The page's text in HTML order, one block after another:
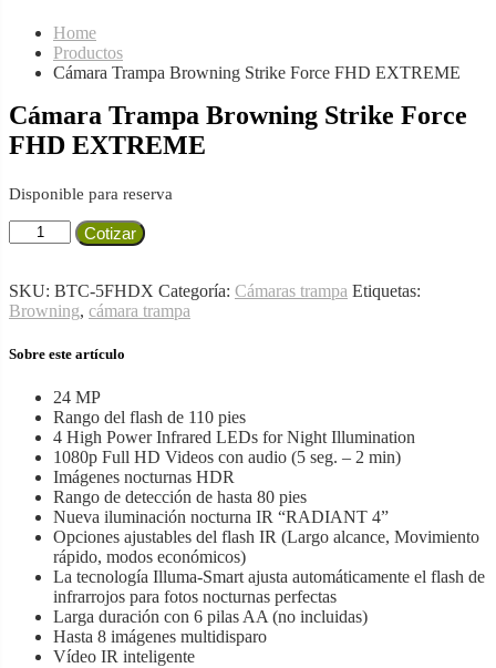
Home
Productos
Cámara Trampa Browning Strike Force FHD EXTREME
Cámara Trampa Browning Strike Force
FHD EXTREME
Disponible para reserva
Cámara
Trampa
Strike
Force
EXTREME
Cotizar
SKU: BTC-5FHDX Categoría: Cámaras trampa Etiquetas:
Browning, cámara trampa
Sobre este artículo
24 MP
Rango del flash de 110 pies
4 High Power Infrared LEDs for Night Illumination
1080p Full HD Videos con audio (5 seg. – 2 min)
Imágenes nocturnas HDR
Rango de detección de hasta 80 pies
Nueva iluminación nocturna IR “RADIANT 4”
Opciones ajustables del flash IR (Largo alcance, Movimiento
rápido, modos económicos)
La tecnología Illuma-Smart ajusta automáticamente el flash de
infrarrojos para fotos nocturnas perfectas
Larga duración con 6 pilas AA (no incluidas)
Hasta 8 imágenes multidisparo
Vídeo IR inteligente